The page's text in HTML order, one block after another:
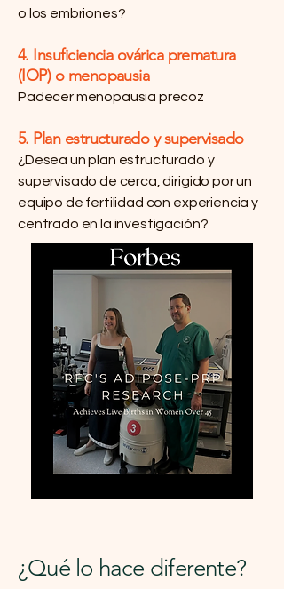
o los embriones?
4. Insuficiencia ovárica prematura
(IOP) o menopausia
Padecer menopausia precoz
5. Plan estructurado y supervisado
¿Desea un plan estructurado y
supervisado de cerca, dirigido por un
equipo de fertilidad con experiencia y
centrado en la investigación?
¿Qué lo hace diferente?